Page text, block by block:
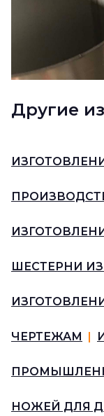
Другие
ШЕСТЕРНИ
ЧЕРТЕЖАМ
НОЖЕЙ ДЛЯ